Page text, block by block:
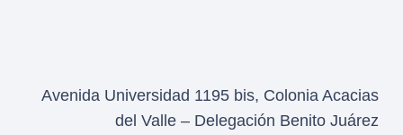
Avenida Universidad 1195 bis, Colonia Acacias
del Valle – Delegación Benito Juárez